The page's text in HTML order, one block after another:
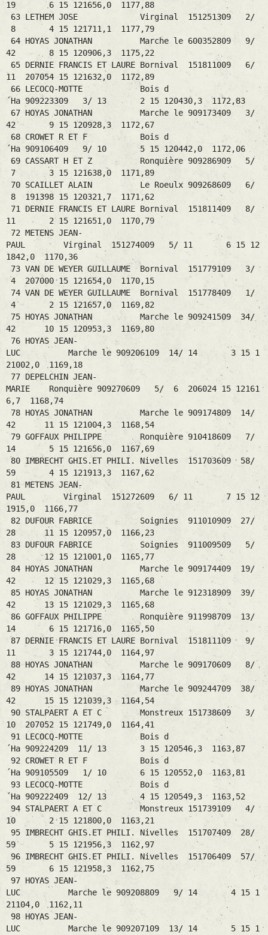
19 6 15 121656,0 1177,88
63 LETHEM JOSE Virginal 151251309 2/
8 4 15 121711,1 1177,79
64 HOYAS JONATHAN Marche le 600352809 9/
42 8 15 120906,3 1175,22
65 DERNIE FRANCIS ET LAURE Bornival 151811009 6/
11 207054 15 121632,0 1172,89
66 LECOCQ-MOTTE Bois d
´Ha 909223309 3/ 13 2 15 120430,3 1172,83
67 HOYAS JONATHAN Marche le 909173409 3/
42 9 15 120928,3 1172,67
68 CROWET R ET F Bois d
´Ha 909106409 9/ 10 5 15 120442,0 1172,06
69 CASSART H ET Z Ronquière 909286909 5/
7 3 15 121638,0 1171,89
70 SCAILLET ALAIN Le Roeulx 909268609 6/
8 191398 15 120321,7 1171,62
71 DERNIE FRANCIS ET LAURE Bornival 151811409 8/
11 2 15 121651,0 1170,79
72 METENS JEAN-
PAUL Virginal 151274009 5/ 11 6 15 12
1842,0 1170,36
73 VAN DE WEYER GUILLAUME Bornival 151779109 3/
4 207000 15 121654,0 1170,15
74 VAN DE WEYER GUILLAUME Bornival 151778409 1/
4 2 15 121657,0 1169,82
75 HOYAS JONATHAN Marche le 909241509 34/
42 10 15 120953,3 1169,80
76 HOYAS JEAN-
LUC Marche le 909206109 14/ 14 3 15 1
21002,0 1169,18
77 DEPELCHIN JEAN-
MARIE Ronquière 909270609 5/ 6 206024 15 12161
6,7 1168,74
78 HOYAS JONATHAN Marche le 909174809 14/
42 11 15 121004,3 1168,54
79 GOFFAUX PHILIPPE Ronquière 910418609 7/
14 5 15 121656,0 1167,69
80 IMBRECHT GHIS.ET PHILI. Nivelles 151703609 58/
59 4 15 121913,3 1167,62
81 METENS JEAN-
PAUL Virginal 151272609 6/ 11 7 15 12
1915,0 1166,77
82 DUFOUR FABRICE Soignies 911010909 27/
28 11 15 120957,0 1166,23
83 DUFOUR FABRICE Soignies 911009509 5/
28 12 15 121001,0 1165,77
84 HOYAS JONATHAN Marche le 909174409 19/
42 12 15 121029,3 1165,68
85 HOYAS JONATHAN Marche le 912318909 39/
42 13 15 121029,3 1165,68
86 GOFFAUX PHILIPPE Ronquière 911998709 13/
14 6 15 121716,0 1165,50
87 DERNIE FRANCIS ET LAURE Bornival 151811109 9/
11 3 15 121744,0 1164,97
88 HOYAS JONATHAN Marche le 909170609 8/
42 14 15 121037,3 1164,77
89 HOYAS JONATHAN Marche le 909244709 38/
42 15 15 121039,3 1164,54
90 STALPAERT A ET C Monstreux 151738609 3/
10 207052 15 121749,0 1164,41
91 LECOCQ-MOTTE Bois d
´Ha 909224209 11/ 13 3 15 120546,3 1163,87
92 CROWET R ET F Bois d
´Ha 909105509 1/ 10 6 15 120552,0 1163,81
93 LECOCQ-MOTTE Bois d
´Ha 909222409 12/ 13 4 15 120549,3 1163,52
94 STALPAERT A ET C Monstreux 151739109 4/
10 2 15 121800,0 1163,21
95 IMBRECHT GHIS.ET PHILI. Nivelles 151707409 28/
59 5 15 121956,3 1162,97
96 IMBRECHT GHIS.ET PHILI. Nivelles 151706409 57/
59 6 15 121958,3 1162,75
97 HOYAS JEAN-
LUC Marche le 909208809 9/ 14 4 15 1
21104,0 1162,11
98 HOYAS JEAN-
LUC Marche le 909207109 13/ 14 5 15 1